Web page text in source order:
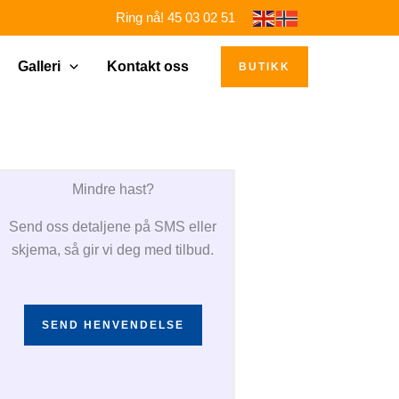
Ring nå! 45 03 02 51
Galleri Kontakt oss BUTIKK
Mindre hast?
Send oss detaljene på SMS eller
skjema, så gir vi deg med tilbud.
SEND HENVENDELSE